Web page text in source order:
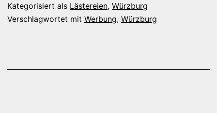
Kategorisiert als Lästereien, Würzburg
Verschlagwortet mit Werbung, Würzburg